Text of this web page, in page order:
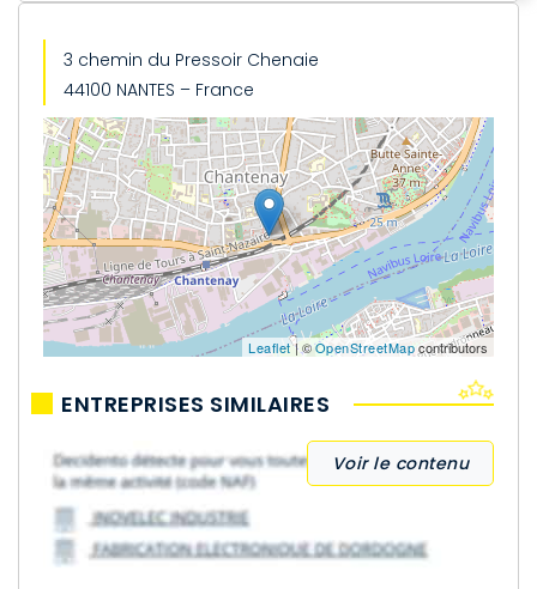
3 chemin du Pressoir Chenaie
44100 NANTES – France
Leaflet| ©OpenStreetMapcontributors
ENTREPRISES SIMILAIRES
Voir le contenu